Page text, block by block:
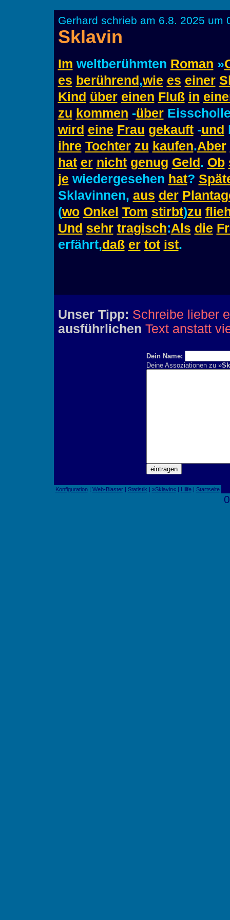
Gerhard schrieb am 6.8. 2025 um
Sklavin
Im weltberühmten Roman »
es berührend,wie es einer
Kind über einen Fluß in
zu kommen -über
wird eine Frau gekauft-und
ihre Tochter zu kaufen.Aber
hat er nicht genug Geld. Ob
je wiedergesehen hat?
Sklavinnen, aus der
(wo Onkel Tom stirbt)zu
Und sehr tragisch:Als die
erfährt,daß er tot ist.
Unser Tipp: Schreibe lieber
ausführlichen Text anstatt
Dein Name:
Deine Assoziationen zu »
Konfiguration| Web-Blaster| Statistik | »Sklavin«| Hilfe| Startseite